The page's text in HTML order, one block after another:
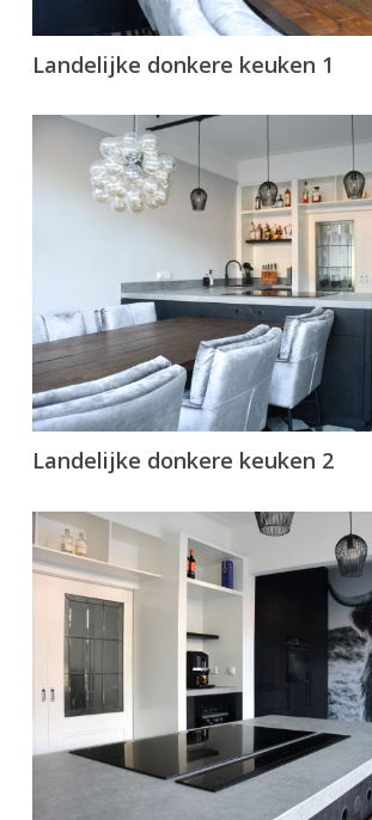
Landelijke donkere keuken 1
Landelijke donkere keuken 2